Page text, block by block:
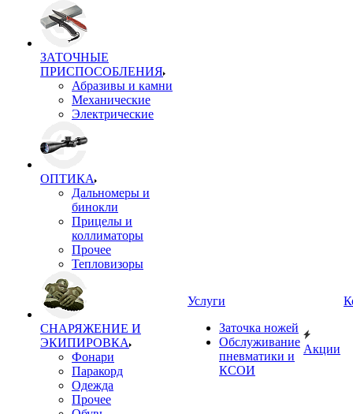
ЗАТОЧНЫЕ
ПРИСПОСОБЛЕНИЯ
Абразивы и камни
Механические
Электрические
ОПТИКА
Дальномеры и
бинокли
Прицелы и
коллиматоры
Прочее
Тепловизоры
СНАРЯЖЕНИЕ И
ЭКИПИРОВКА
Фонари
Паракорд
Одежда
Прочее
Услуги
Заточка ножей
Обслуживание
пневматики и
КСОИ
Акции